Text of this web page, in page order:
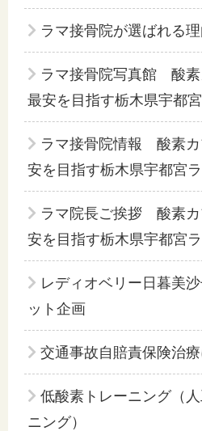
ラマ接骨院が選ばれる
ラマ接骨院写真館 酸素
最安を目指す栃木県宇都
ラマ接骨院情報 酸素カ
安を目指す栃木県宇都宮
ラマ院長ご挨拶 酸素カ
安を目指す栃木県宇都宮
レディオベリー日暮美
ット企画
交通事故自賠責保険治
低酸素トレーニング（
ニング）